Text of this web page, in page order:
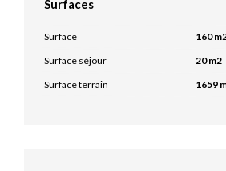
Surfaces
Surface
160
Surface séjour
20 m2
Surface terrain
1659